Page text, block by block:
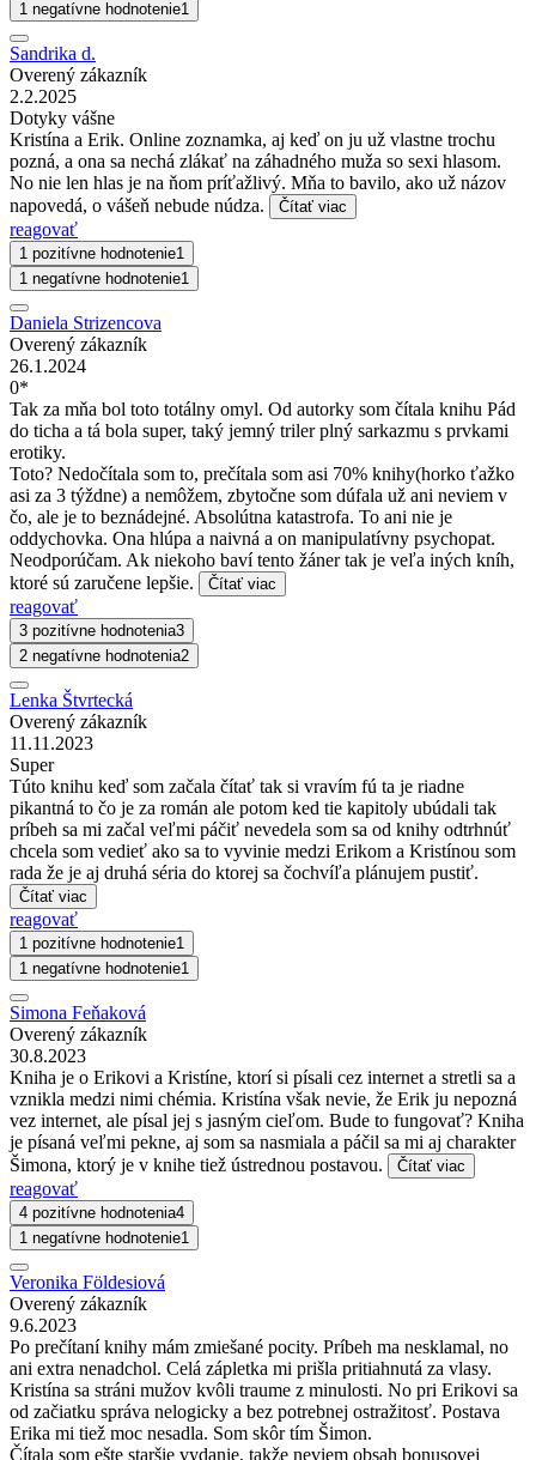
1 negatívne hodnotenie1
Sandrika d.
Overený zákazník
2.2.2025
Dotyky vášne
Kristína a Erik. Online zoznamka, aj keď on ju už vlastne trochu
pozná, a ona sa nechá zlákať na záhadného muža so sexi hlasom.
No nie len hlas je na ňom príťažlivý. Mňa to bavilo, ako už názov
napovedá, o vášeň nebude núdza.
Čítať viac
reagovať
1 pozitívne hodnotenie1
1 negatívne hodnotenie1
Daniela Strizencova
Overený zákazník
26.1.2024
0*
Tak za mňa bol toto totálny omyl. Od autorky som čítala knihu Pád
do ticha a tá bola super, taký jemný triler plný sarkazmu s prvkami
erotiky.
Toto? Nedočítala som to, prečítala som asi 70% knihy(horko ťažko
asi za 3 týždne) a nemôžem, zbytočne som dúfala už ani neviem v
čo, ale je to beznádejné. Absolútna katastrofa. To ani nie je
oddychovka. Ona hlúpa a naivná a on manipulatívny psychopat.
Neodporúčam. Ak niekoho baví tento žáner tak je veľa iných kníh,
ktoré sú zaručene lepšie.
Čítať viac
reagovať
3 pozitívne hodnotenia3
2 negatívne hodnotenia2
Lenka Štvrtecká
Overený zákazník
11.11.2023
Super
Túto knihu keď som začala čítať tak si vravím fú ta je riadne
pikantná to čo je za román ale potom ked tie kapitoly ubúdali tak
príbeh sa mi začal veľmi páčiť nevedela som sa od knihy odtrhnúť
chcela som vedieť ako sa to vyvinie medzi Erikom a Kristínou som
rada že je aj druhá séria do ktorej sa čochvíľa plánujem pustiť.
Čítať viac
reagovať
1 pozitívne hodnotenie1
1 negatívne hodnotenie1
Simona Feňaková
Overený zákazník
30.8.2023
Kniha je o Erikovi a Kristíne, ktorí si písali cez internet a stretli sa a
vznikla medzi nimi chémia. Kristína však nevie, že Erik ju nepozná
vez internet, ale písal jej s jasným cieľom. Bude to fungovať? Kniha
je písaná veľmi pekne, aj som sa nasmiala a páčil sa mi aj charakter
Šimona, ktorý je v knihe tiež ústrednou postavou.
Čítať viac
reagovať
4 pozitívne hodnotenia4
1 negatívne hodnotenie1
Veronika Földesiová
Overený zákazník
9.6.2023
Po prečítaní knihy mám zmiešané pocity. Príbeh ma nesklamal, no
ani extra nenadchol. Celá zápletka mi prišla pritiahnutá za vlasy.
Kristína sa stráni mužov kvôli traume z minulosti. No pri Erikovi sa
od začiatku správa nelogicky a bez potrebnej ostražitosť. Postava
Erika mi tiež moc nesadla. Som skôr tím Šimon.
Čítala som ešte staršie vydanie, takže neviem obsah bonusovej